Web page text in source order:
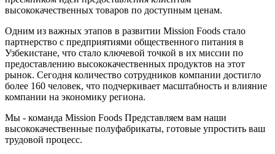
высококачественных товаров по доступным ценам.
Одним из важных этапов в развитии Mission Foods стало
партнерство с предприятиями общественного питания в
Узбекистане, что стало ключевой точкой в их миссии по
предоставлению высококачественных продуктов на этот
рынок. Сегодня количество сотрудников компании достигло
более 160 человек, что подчеркивает масштабность и влияние
компании на экономику региона.
Мы - команда Mission Foods Представляем вам наши
высококачественные полуфабрикаты, готовые упростить ваш
трудовой процесс.